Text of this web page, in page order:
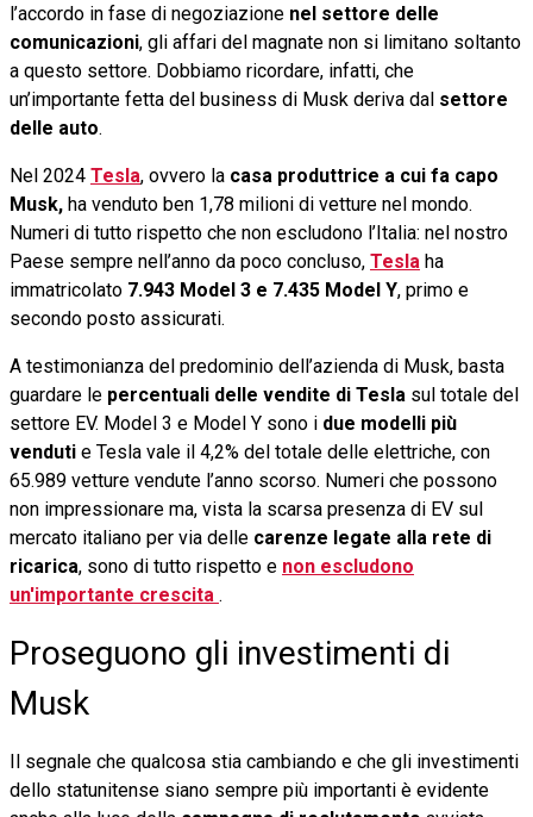
l’accordo in fase di negoziazione nel settore delle
comunicazioni, gli affari del magnate non si limitano soltanto
a questo settore. Dobbiamo ricordare, infatti, che
un’importante fetta del business di Musk deriva dal settore
delle auto.
Nel 2024 Tesla, ovvero la casa produttrice a cui fa capo
Musk, ha venduto ben 1,78 milioni di vetture nel mondo.
Numeri di tutto rispetto che non escludono l’Italia: nel nostro
Paese sempre nell’anno da poco concluso, Tesla ha
immatricolato 7.943 Model 3 e 7.435 Model Y, primo e
secondo posto assicurati.
A testimonianza del predominio dell’azienda di Musk, basta
guardare le percentuali delle vendite di Tesla sul totale del
settore EV. Model 3 e Model Y sono i due modelli più
venduti e Tesla vale il 4,2% del totale delle elettriche, con
65.989 vetture vendute l’anno scorso. Numeri che possono
non impressionare ma, vista la scarsa presenza di EV sul
mercato italiano per via delle carenze legate alla rete di
ricarica, sono di tutto rispetto e non escludono
un'importante crescita .
Proseguono gli investimenti di
Musk
Il segnale che qualcosa stia cambiando e che gli investimenti
dello statunitense siano sempre più importanti è evidente